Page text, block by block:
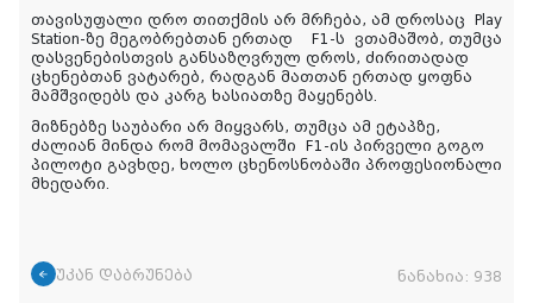
თავისუფალი დრო თითქმის არ მრჩება, ამ დროსაც Play
Station-ზე მეგობრებთან ერთად F1-ს ვთამაშობ, თუმცა
დასვენებისთვის განსაზღვრულ დროს, ძირითადად
ცხენებთან ვატარებ, რადგან მათთან ერთად ყოფნა
მამშვიდებს და კარგ ხასიათზე მაყენებს.
მიზნებზე საუბარი არ მიყვარს, თუმცა ამ ეტაპზე,
ძალიან მინდა რომ მომავალში F1-ის პირველი გოგო
პილოტი გავხდე, ხოლო ცხენოსნობაში პროფესიონალი
მხედარი.
უკან დაბრუნება ნანახია: 938